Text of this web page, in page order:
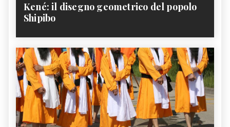
Kené: il disegno geometrico del popolo
Shipibo